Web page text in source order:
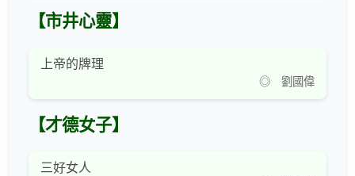
【市井心靈】
上帝的牌理
◎ 劉國偉
【才德女子】
三好女人